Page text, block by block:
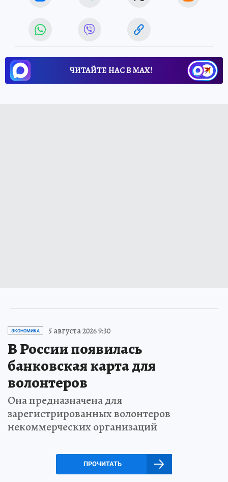
ЧИТАЙТЕ НАС В МАХ!
ЭКОНОМИКА 5 августа 2026 9:30
В России появилась
банковская карта для
волонтеров
Она предназначена для
зарегистрированных волонтеров
некоммерческих организаций
ПРОЧИТАТЬ